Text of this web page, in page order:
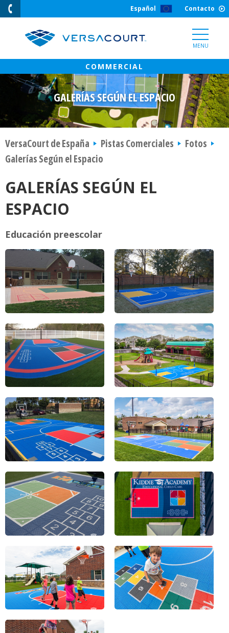
Skip
Content
Español Contacto
MENU
GALERÍAS SEGÚN EL ESPACIO
VersaCourt de España Pistas Comerciales
Fotos
Galerías Según el Espacio
GALERÍAS SEGÚN EL
ESPACIO
Educación preescolar